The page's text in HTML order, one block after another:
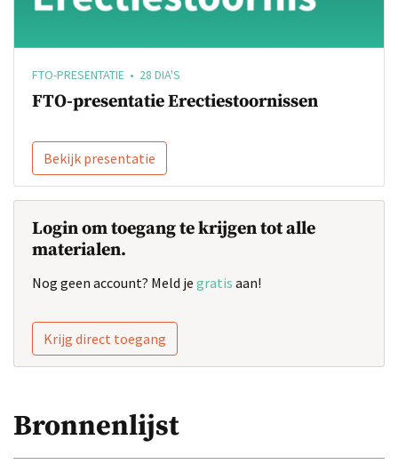
FTO-PRESENTATIE • 28 DIA'S
FTO-presentatie Erectiestoornissen
Bekijk presentatie
Login om toegang te krijgen tot alle
materialen.
Nog geen account? Meld je gratis aan!
Krijg direct toegang
Bronnenlijst